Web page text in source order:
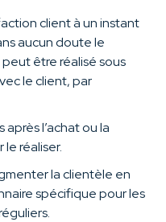
client à un instant
aucun doute le
être réalisé sous
le client, par
l’achat ou la
réaliser.
la clientèle en
spécifique pour les